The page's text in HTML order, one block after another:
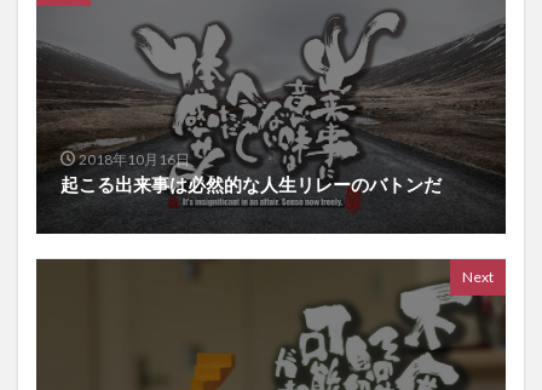
2018年10月16日
起こる出来事は必然的な人生リレーのバトンだ
Next